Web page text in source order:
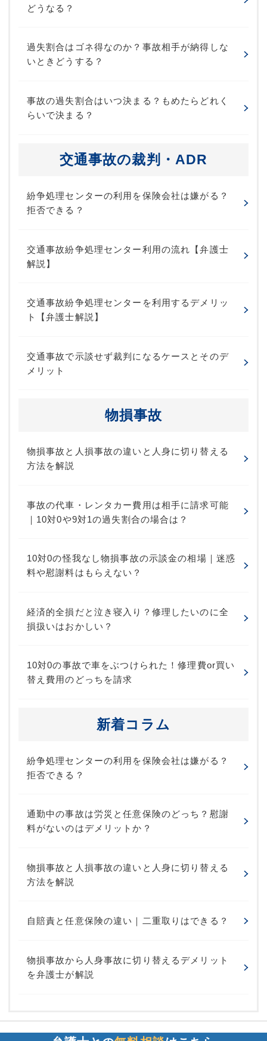
どうなる？
過失割合はゴネ得なのか？事故相手が納得しな
いときどうする？
事故の過失割合はいつ決まる？もめたらどれく
らいで決まる？
交通事故の裁判・ADR
紛争処理センターの利用を保険会社は嫌がる？
拒否できる？
交通事故紛争処理センター利用の流れ【弁護士
解説】
交通事故紛争処理センターを利用するデメリッ
ト【弁護士解説】
交通事故で示談せず裁判になるケースとそのデ
メリット
物損事故
物損事故と人損事故の違いと人身に切り替える
方法を解説
事故の代車・レンタカー費用は相手に請求可能
｜10対0や9対1の過失割合の場合は？
10対0の怪我なし物損事故の示談金の相場｜迷惑
料や慰謝料はもらえない？
経済的全損だと泣き寝入り？修理したいのに全
損扱いはおかしい？
10対0の事故で車をぶつけられた！修理費or買い
替え費用のどっちを請求
新着コラム
紛争処理センターの利用を保険会社は嫌がる？
拒否できる？
通勤中の事故は労災と任意保険のどっち？慰謝
料がないのはデメリットか？
物損事故と人損事故の違いと人身に切り替える
方法を解説
自賠責と任意保険の違い｜二重取りはできる？
物損事故から人身事故に切り替えるデメリット
を弁護士が解説